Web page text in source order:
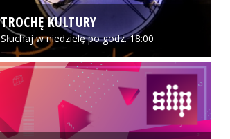
TROCHĘ KULTURY
Słuchaj w niedzielę po godz. 18:00